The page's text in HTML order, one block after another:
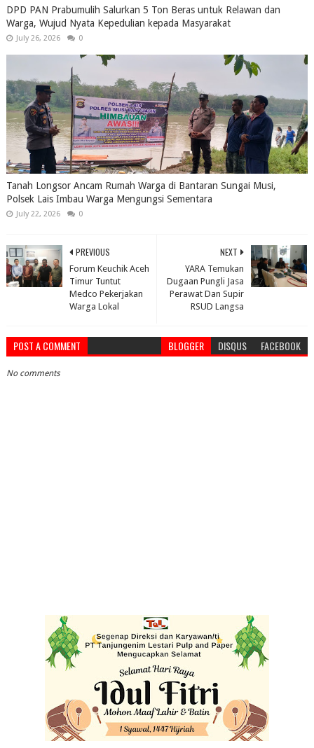
DPD PAN Prabumulih Salurkan 5 Ton Beras untuk Relawan dan
Warga, Wujud Nyata Kepedulian kepada Masyarakat
July 26, 2026 0
Tanah Longsor Ancam Rumah Warga di Bantaran Sungai Musi,
Polsek Lais Imbau Warga Mengungsi Sementara
July 22, 2026 0
NEXT
YARA Temukan
Dugaan Pungli Jasa
Perawat Dan Supir
RSUD Langsa
PREVIOUS
Forum Keuchik Aceh
Timur Tuntut
Medco Pekerjakan
Warga Lokal
POST A COMMENT BLOGGER DISQUS FACEBOOK
No comments